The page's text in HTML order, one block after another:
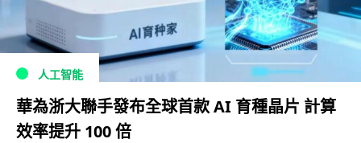
人工智能
華為浙大聯手發布全球首款 AI 育種晶片 計算
效率提升 100 倍